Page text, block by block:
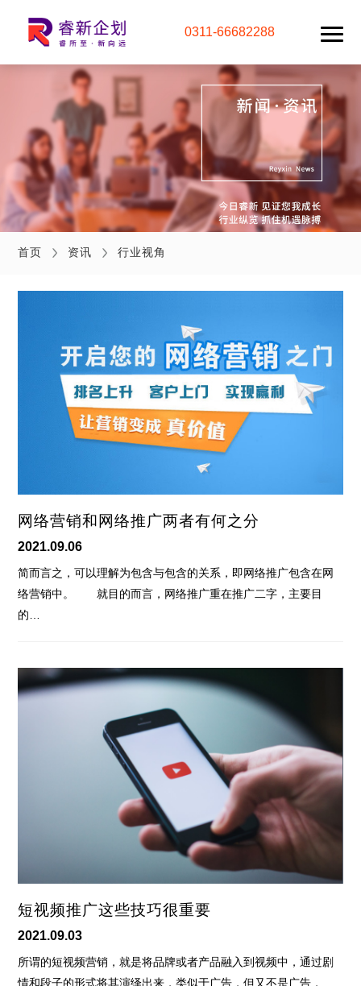
0311-66682288
首页 资讯 行业视角
网络营销和网络推广两者有何之分
2021.09.06
简而言之，可以理解为包含与包含的关系，即网络推广包含在网
络营销中。 就目的而言，网络推广重在推广二字，主要目
的…
短视频推广这些技巧很重要
2021.09.03
所谓的短视频营销，就是将品牌或者产品融入到视频中，通过剧
情和段子的形式将其演绎出来，类似于广告，但又不是广告，